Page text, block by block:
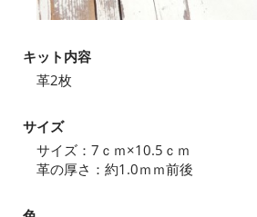
キット内容
革2枚
サイズ
サイズ：7ｃｍ×10.5ｃｍ
革の厚さ：約1.0ｍｍ前後